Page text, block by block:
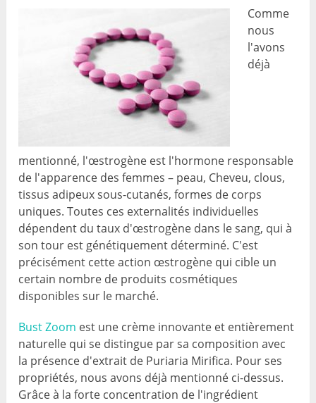
Comme
nous
l'avons
déjà
mentionné, l'œstrogène est l'hormone responsable
de l'apparence des femmes – peau, Cheveu, clous,
tissus adipeux sous-cutanés, formes de corps
uniques. Toutes ces externalités individuelles
dépendent du taux d'œstrogène dans le sang, qui à
son tour est génétiquement déterminé. C'est
précisément cette action œstrogène qui cible un
certain nombre de produits cosmétiques
disponibles sur le marché.
Bust Zoom est une crème innovante et entièrement
naturelle qui se distingue par sa composition avec
la présence d'extrait de Puriaria Mirifica. Pour ses
propriétés, nous avons déjà mentionné ci-dessus.
Grâce à la forte concentration de l'ingrédient